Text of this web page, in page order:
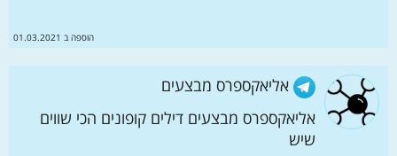
הוספה ב 01.03.2021
אליאקספרס מבצעים
אליאקספרס מבצעים דילים קופונים הכי שווים
שיש